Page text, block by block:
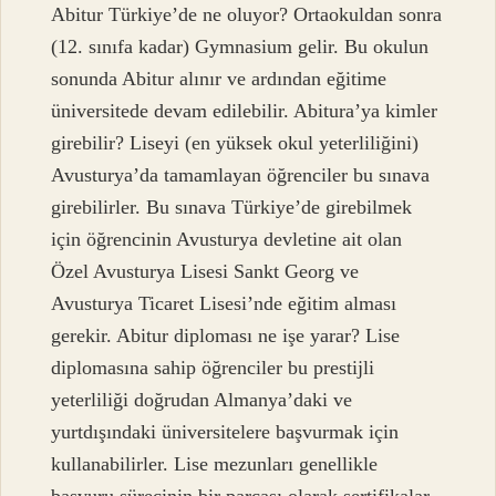
Abitur Türkiye’de ne oluyor? Ortaokuldan sonra
(12. sınıfa kadar) Gymnasium gelir. Bu okulun
sonunda Abitur alınır ve ardından eğitime
üniversitede devam edilebilir. Abitura’ya kimler
girebilir? Liseyi (en yüksek okul yeterliliğini)
Avusturya’da tamamlayan öğrenciler bu sınava
girebilirler. Bu sınava Türkiye’de girebilmek
için öğrencinin Avusturya devletine ait olan
Özel Avusturya Lisesi Sankt Georg ve
Avusturya Ticaret Lisesi’nde eğitim alması
gerekir. Abitur diploması ne işe yarar? Lise
diplomasına sahip öğrenciler bu prestijli
yeterliliği doğrudan Almanya’daki ve
yurtdışındaki üniversitelere başvurmak için
kullanabilirler. Lise mezunları genellikle